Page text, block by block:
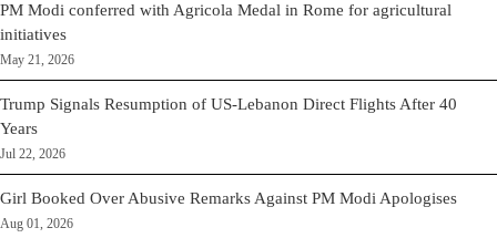
PM Modi conferred with Agricola Medal in Rome for agricultural
initiatives
May 21, 2026
Trump Signals Resumption of US-Lebanon Direct Flights After 40
Years
Jul 22, 2026
Girl Booked Over Abusive Remarks Against PM Modi Apologises
Aug 01, 2026